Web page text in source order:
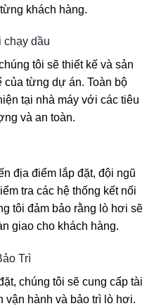
khách hàng.
chạy dầu
tôi sẽ thiết kế và sản
của từng dự án. Toàn bộ
tại nhà máy với các tiêu
và an toàn.
địa điểm lắp đặt, đội ngũ
tra các hệ thống kết nối
tôi đảm bảo rằng lò hơi sẽ
giao cho khách hàng.
Trì
chúng tôi sẽ cung cấp tài
vận hành và bảo trì lò hơi.